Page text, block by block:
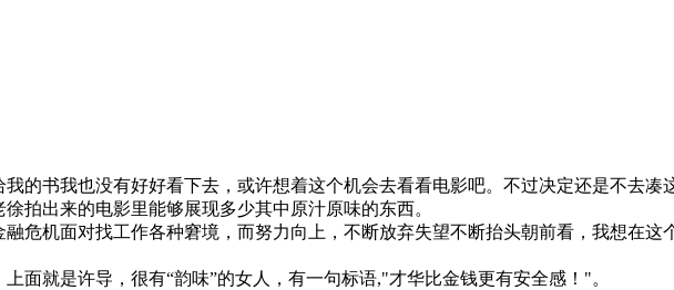
的书我也没有好好看下去，或许想着这个机会去看看电影吧。不过决定还是不去凑
拍出来的电影里能够展现多少其中原汁原味的东西。
危机面对找工作各种窘境，而努力向上，不断放弃失望不断抬头朝前看，我想在这
面就是许导，很有“韵味”的女人，有一句标语,"才华比金钱更有安全感！"。